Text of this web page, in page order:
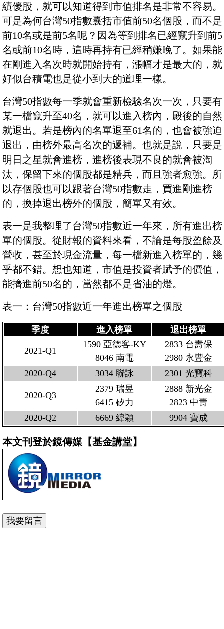
績優股，就可以知道得到市值排名是非常不容易。
可是為何台灣50指數囊括市值前50名個股，而不是
前10名或是前5名呢？因為等到排名已經竄升到前5
名或前10名時，這時再持有已經稍嫌晚了。如果能
在剛進入名次時就開始持有，漲幅才是最大的，就
好似台積電也是從小到大的道理一樣。
台灣50指數每一季就會重新檢驗名次一次，只要有
某一檔竄升至40名，就可以進入榜內，殿後的自然
就退出。若是榜內的名單退至61名的，也會被強迫
退出，由榜外最高名次的遞補。也就是說，只要是
明日之星就會進榜，進榜後表現不良的就會被淘
汰，保留下來的個股都是精兵，而且強者愈強。所
以存個股也可以跟著台灣50指數走，買進剛進榜
的，換掉退出榜外的個股，簡單又有效。
表一是我整理了台灣50指數近一年來，所有進出榜
單的個股。從財報的資料來看，不論是每股盈餘及
營收，甚至於現金流量，每一檔新進入榜單的，幾
乎都不錯。想也知道，市值是投資者賦予的價值，
能擠進前50名的，當然都不是省油的燈。
表一：台灣50指數近一年進出榜單之個股
季度 進入榜單 退出榜單
2021-Q1
1590 亞德客-KY
8046 南電
2833 台壽保
2980 永豐金
2020-Q4
3034 聯詠 2301 光寶科
2020-Q3
2379 瑞昱
6415 矽力
2888 新光金
2823 中壽
2020-Q2
6669 緯穎 9904 寶成
本文刊登於鏡傳媒【基金講堂】